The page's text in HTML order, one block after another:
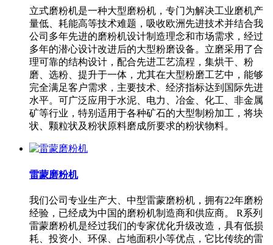
立式磨粉机是一种大型磨粉机，专门为解决工业磨机产
量低、耗能高等技术难题，吸收欧洲先进技术并结合我
公司多年先进的磨粉机设计制造理念和市场需求，经过
多年的潜心设计改进后的大型粉磨设备。立磨采用了合
理可靠的结构设计，配合先进工艺流程，集烘干、粉
磨、选粉、提升于一体，尤其在大型粉磨工艺中，能够
完全满足客户需求，主要技术、经济指标达到国际先进
水平。可广泛应用于水泥、电力、冶金、化工、非金属
矿等行业，特别适用于各种矿石的大型制粉加工，将块
状、颗粒状及粉状原料磨成所要求的粉状物料。
雷蒙磨粉机
我们公司专业生产大、中型雷蒙磨粉机，拥有22年磨粉
经验，已经成为中国的磨粉机制造商和供应商。 R系列
雷蒙磨粉机是经过我们的专家优化升级改造，具有低损
耗、投资小、环保、占地面积小等优点，它比传统的雷